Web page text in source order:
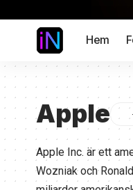
Hem
Apple
Apple Inc. är ett
Wozniak och